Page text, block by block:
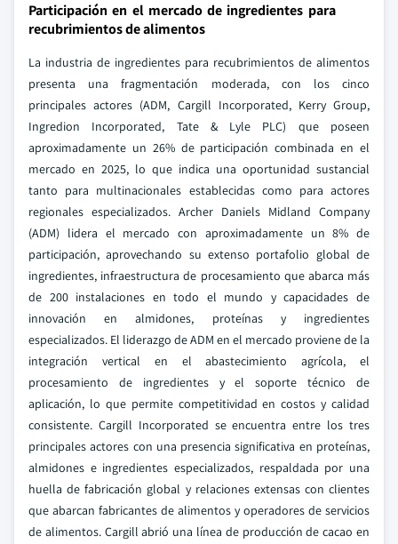
Participación en el mercado de ingredientes para
recubrimientos de alimentos
La industria de ingredientes para recubrimientos de alimentos
presenta una fragmentación moderada, con los cinco
principales actores (ADM, Cargill Incorporated, Kerry Group,
Ingredion Incorporated, Tate & Lyle PLC) que poseen
aproximadamente un 26% de participación combinada en el
mercado en 2025, lo que indica una oportunidad sustancial
tanto para multinacionales establecidas como para actores
regionales especializados. Archer Daniels Midland Company
(ADM) lidera el mercado con aproximadamente un 8% de
participación, aprovechando su extenso portafolio global de
ingredientes, infraestructura de procesamiento que abarca más
de 200 instalaciones en todo el mundo y capacidades de
innovación en almidones, proteínas y ingredientes
especializados. El liderazgo de ADM en el mercado proviene de la
integración vertical en el abastecimiento agrícola, el
procesamiento de ingredientes y el soporte técnico de
aplicación, lo que permite competitividad en costos y calidad
consistente. Cargill Incorporated se encuentra entre los tres
principales actores con una presencia significativa en proteínas,
almidones e ingredientes especializados, respaldada por una
huella de fabricación global y relaciones extensas con clientes
que abarcan fabricantes de alimentos y operadores de servicios
de alimentos. Cargill abrió una línea de producción de cacao en